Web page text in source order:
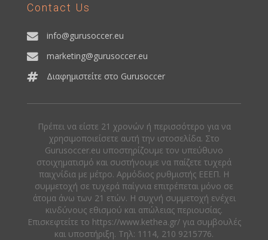
Contact Us
info@gurusoccer.eu
marketing@gurusoccer.eu
Διαφημιστείτε στο Gurusoccer
Πρέπει να είστε 21 χρονών ή περισσότερο για να
χρησιμοποιείσετε αυτή την ιστοσελίδα. Στο
Gurusoccer.eu υποστηρίζουμε τον υπεύθυνο
στοιχηματισμό και συστήνουμε να παίζετε τυχερά
παιχνίδια με μέτρο. Αρμόδιος ρυθμιστής ΕΕΕΠ. Η
συμμετοχή σε τυχερά παίγνια επιτρέπεται μόνο σε
άτομα άνω των 21 ετών. Η συχνή συμμετοχή ενέχει
κινδύνους εθισμού και απώλειας περιουσίας.
Eπισκεφτείτε το https://www.kethea.gr/ για συμβουλές
και υποστήριξη. Tηλ: 1114, 210 9215776.